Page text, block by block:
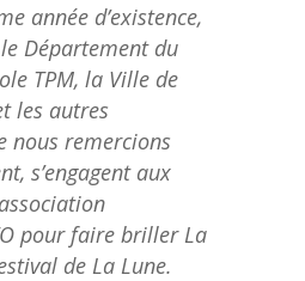
année d’existence,
Département du
TPM, la Ville de
les autres
nous remercions
s’engagent aux
pour faire briller La
de La Lune.